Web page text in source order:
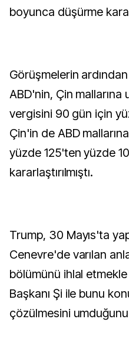
boyunca düşürme
Görüşmelerin ardından
ABD'nin, Çin mallarına
vergisini 90 gün için
Çin'in de ABD
yüzde 125'ten yüzde
kararlaştırılmıştı.
Trump, 30 Mayıs'ta
Cenevre'de varılan
bölümünü ihlal
Başkanı Şi ile bunu
çözülmesini